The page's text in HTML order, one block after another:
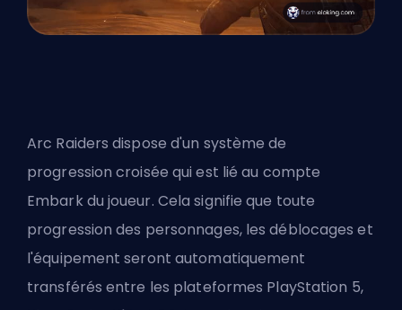
Arc Raiders dispose d'un système de
progression croisée qui est lié au compte
Embark du joueur. Cela signifie que toute
progression des personnages, les déblocages et
l'équipement seront automatiquement
transférés entre les plateformes PlayStation 5,